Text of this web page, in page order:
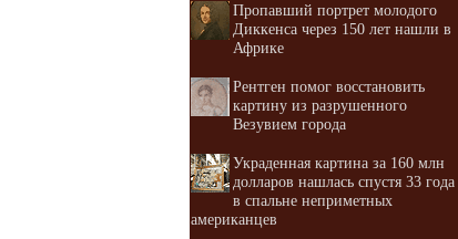
Пропавший портрет молодого
Диккенса через 150 лет нашли в
Африке
Рентген помог восстановить
картину из разрушенного
Везувием города
Украденная картина за 160 млн
долларов нашлась спустя 33 года
в спальне неприметных
американцев